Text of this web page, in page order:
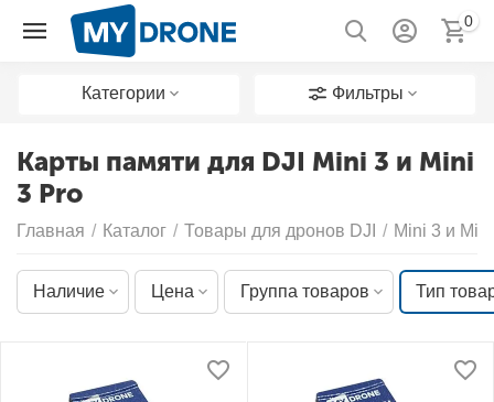
0
Категории Фильтры
Карты памяти для DJI Mini 3 и Mini
3 Pro
Главная / Каталог / Товары для дронов DJI / Mini 3 и
Наличие Цена Группа товаров Тип